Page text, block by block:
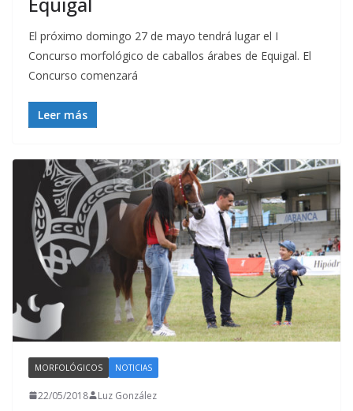
El próximo domingo 27 de mayo tendrá lugar el I
Concurso morfológico de caballos árabes de Equigal. El
Concurso comenzará
Leer más
MORFOLÓGICOS NOTICIAS
22/05/2018 Luz González